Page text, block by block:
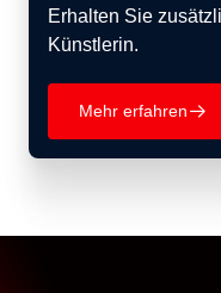
Erhalten Sie
Künstlerin.
Mehr erfahren􀄫